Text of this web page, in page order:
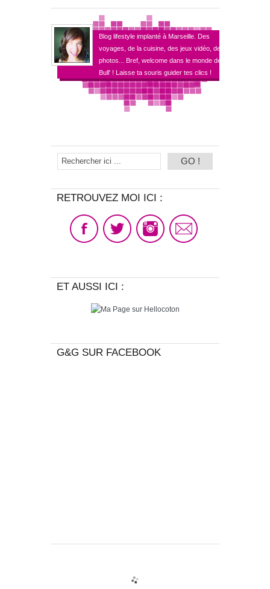
Blog lifestyle implanté à Marseille. Des
voyages, de la cuisine, des jeux vidéo, des
photos... Bref, welcome dans le monde de
Bull' ! Laisse ta souris guider tes clics !
RETROUVEZ MOI ICI :
ET AUSSI ICI :
G&G SUR FACEBOOK